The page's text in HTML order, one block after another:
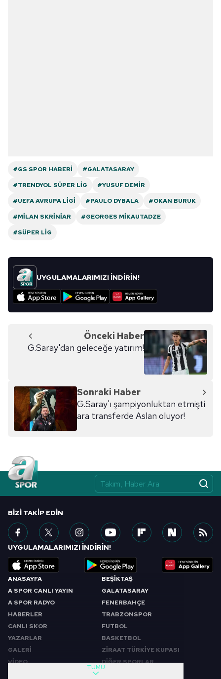
#GS SPOR HABERI
#GALATASARAY
#TRENDYOL SÜPER LIG
#YUSUF DEMIR
#UEFA AVRUPA LIGI
#PAULO DYBALA
#OKAN BURUK
#MILAN SKRINIAR
#GEORGES MIKAUTADZE
#SÜPER LIG
UYGULAMALARIMIZI İNDİRİN!
Önceki Haber
G.Saray'dan geleceğe yatırım!
Sonraki Haber
G.Saray'ı şampiyonluktan etmişti
ara transferde Aslan oluyor!
ANASAYFA
A SPOR CANLI YAYIN
A SPOR RADYO
HABERLER
CANLI SKOR
YAZARLAR
GALERİ
VİDEO
BEŞİKTAŞ
GALATASARAY
FENERBAHÇE
TRABZONSPOR
FUTBOL
BASKETBOL
ZİRAAT TÜRKİYE KUPASI
DİĞER SPORLAR
TÜMÜ
BIZI TAKIP EDIN
UYGULAMALARIMIZI İNDİRİN!